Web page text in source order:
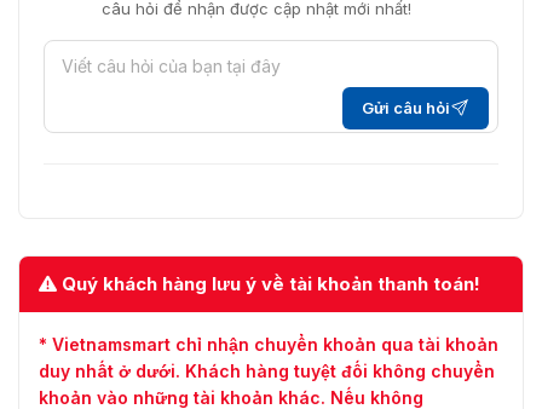
câu hỏi để nhận được cập nhật mới nhất!
Gửi câu hỏi
Quý khách hàng lưu ý về tài khoản thanh toán!
* Vietnamsmart chỉ nhận chuyển khoản qua tài khoản
duy nhất ở dưới. Khách hàng tuyệt đối không chuyển
khoản vào những tài khoản khác. Nếu không